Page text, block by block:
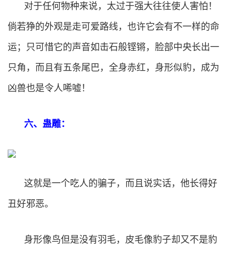
对于任何物种来说，太过于强大往往使人害怕！
倘若狰的外观是走可爱路线，也许它会有不一样的命
运；只可惜它的声音如击石般铿锵，脸部中央长出一
只角，而且有五条尾巴，全身赤红，身形似豹，成为
凶兽也是令人唏嘘！
六、蛊雕：
这就是一个吃人的骗子，而且说实话，他长得好
丑好邪恶。
身形像鸟但是没有羽毛，皮毛像豹子却又不是豹